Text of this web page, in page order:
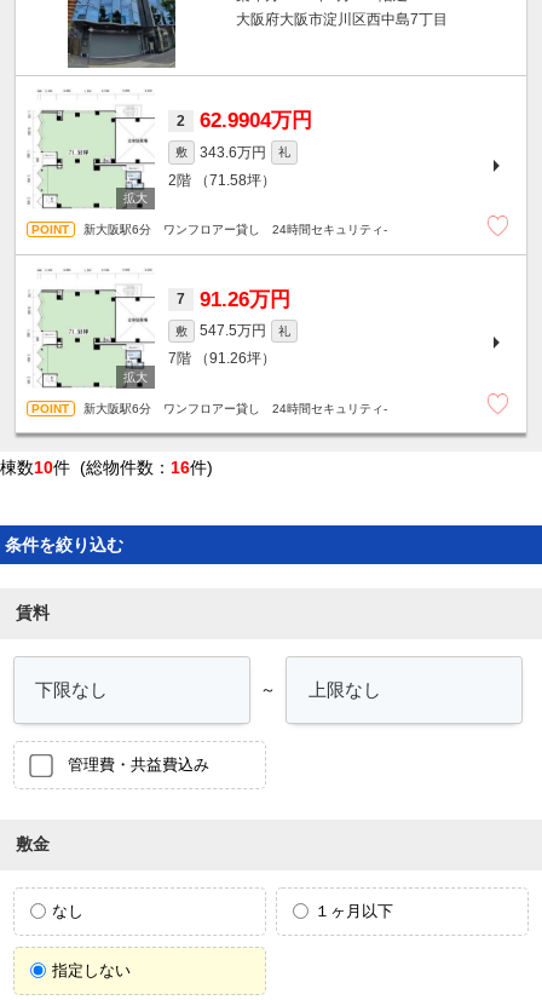
大阪府大阪市淀川区西中島7丁目
2 62.9904万円
敷 343.6万円 礼
2階 （71.58坪）
新大阪駅6分 ワンフロアー貸し 24時間セキュリティ-
7 91.26万円
敷 547.5万円 礼
7階 （91.26坪）
新大阪駅6分 ワンフロアー貸し 24時間セキュリティ-
棟数10件 (総物件数： 16件)
条件を絞り込む
賃料
～
管理費・共益費込み
敷金
なし １ヶ月以下
指定しない